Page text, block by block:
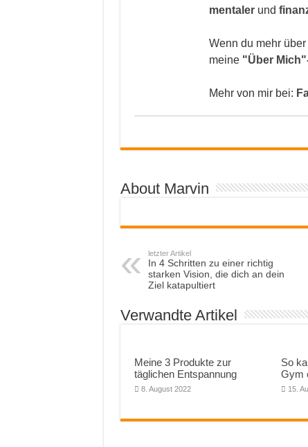
mentalerund
Wenn du mehr
meine "Über
Mehr von mir bei:
About Marvin
letzter Artikel
In 4 Schritten zu einer richtig
starken Vision, die dich an dein
Ziel katapultiert
Verwandte Artikel
Meine 3 Produkte zur
täglichen Entspannung
8. August 2022
So
Gym
15.